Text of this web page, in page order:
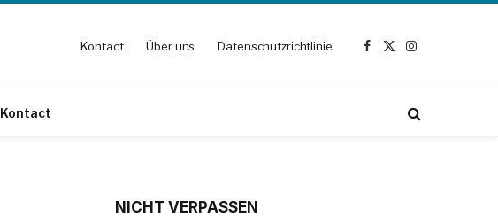
Kontact Über uns Datenschutzrichtlinie
Facebook
X
Instagram
Kontact
NICHT VERPASSEN